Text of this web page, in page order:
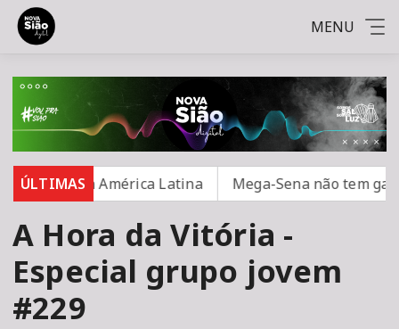
MENU
ÚLTIMASna América Latina Mega-Sena não tem
A Hora da Vitória -
Especial grupo jovem
#229